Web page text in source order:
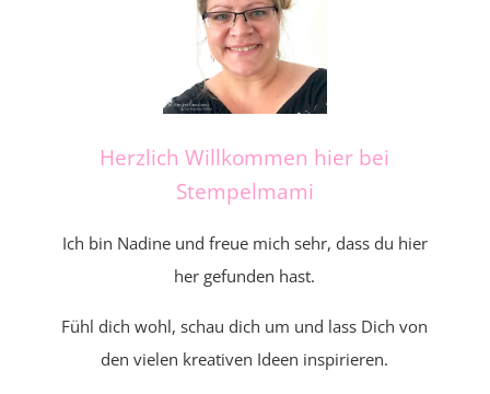
Herzlich Willkommen hier bei
Stempelmami
Ich bin Nadine und freue mich sehr, dass du hier
her gefunden hast.
Fühl dich wohl, schau dich um und lass Dich von
den vielen kreativen Ideen inspirieren.